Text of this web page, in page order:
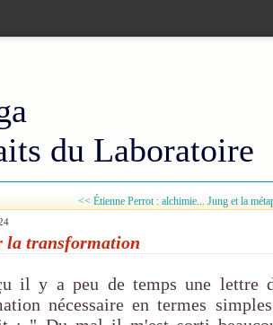
du Laboratoire
<< Étienne Perrot : alchimie... Jung et la
la transformation
il y a peu de temps une lettre
nécessaire en termes